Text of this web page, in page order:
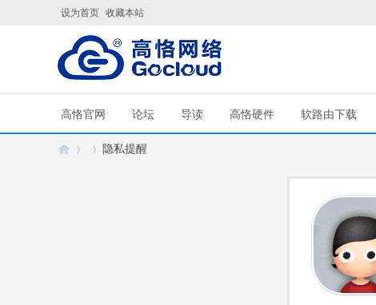
设为首页 收藏本站
高恪官网 论坛 导读 高恪硬件 软路由下载
隐私提醒